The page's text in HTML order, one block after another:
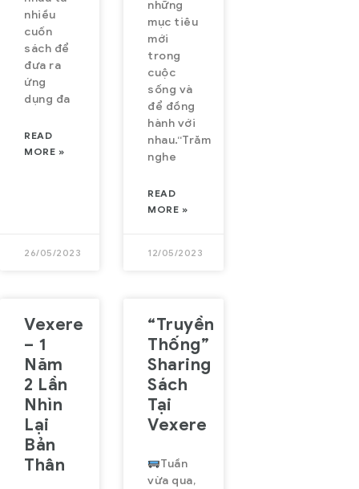
nhiều
cuốn
sách để
đưa ra
ứng
dụng đa
READ
MORE »
26/05/2023
những
mục tiêu
mới
trong
cuộc
sống và
để đồng
hành với
nhau.“Trăm
nghe
READ
MORE »
12/05/2023
Vexere
– 1
Năm
2 Lần
Nhìn
Lại
Bản
Thân
“Truyền
Thống”
Sharing
Sách
Tại
Vexere
Tuần
vừa qua,
We pioneer
technology
to
modernize
the
transportation
industry,
bringing
users a fast,
seamless,
optimized
Beyond
buses,
VeXeRe is
expanding
into flights,
trains, and